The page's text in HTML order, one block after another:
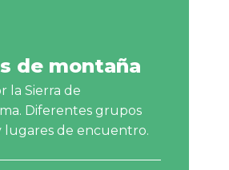
de montaña
la Sierra de
Diferentes grupos
lugares de encuentro.